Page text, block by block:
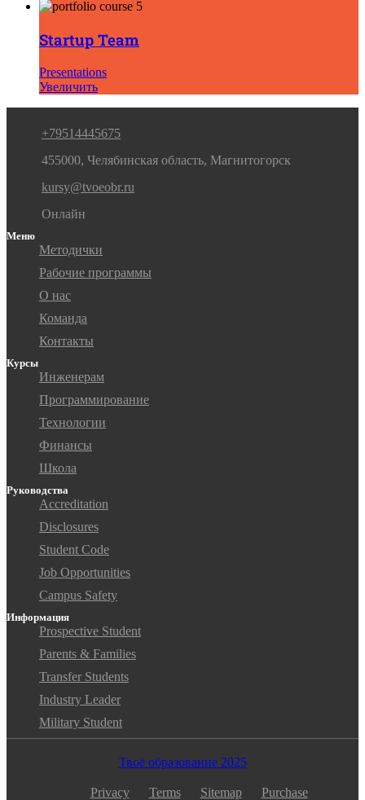
Startup Team
Presentations
Увеличить
+79514445675
455000, Челябинская область, Магнитогорск
kursy@tvoeobr.ru
Онлайн
Меню
Методички
Рабочие программы
О нас
Команда
Контакты
Курсы
Инженерам
Программирование
Технологии
Финансы
Школа
Руководства
Accreditation
Disclosures
Student Code
Job Opportunities
Campus Safety
Информация
Prospective Student
Parents & Families
Transfer Students
Industry Leader
Military Student
Твоё образование 2025
Privacy Terms Sitemap Purchase